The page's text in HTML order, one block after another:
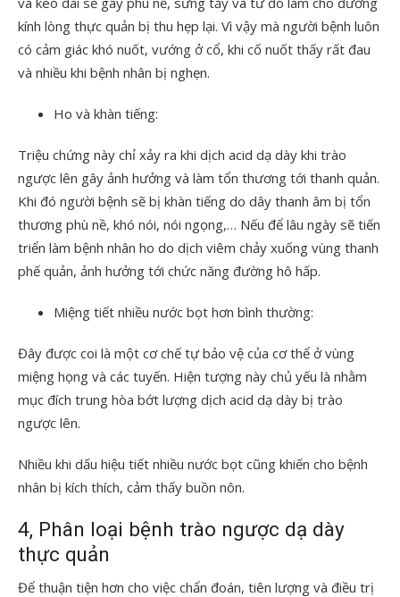
kính lòng thực quản bị thu hẹp lại. Vì vậy mà người bệnh luôn
có cảm giác khó nuốt, vướng ở cổ, khi cố nuốt thấy rất đau
và nhiều khi bệnh nhân bị nghẹn.
Ho và khàn tiếng:
Triệu chứng này chỉ xảy ra khi dịch acid dạ dày khi trào
ngược lên gây ảnh hưởng và làm tổn thương tới thanh quản.
Khi đó người bệnh sẽ bị khàn tiếng do dây thanh âm bị tổn
thương phù nề, khó nói, nói ngọng,… Nếu để lâu ngày sẽ tiến
triển làm bệnh nhân ho do dịch viêm chảy xuống vùng thanh
phế quản, ảnh hưởng tới chức năng đường hô hấp.
Miệng tiết nhiều nước bọt hơn bình thường:
Đây được coi là một cơ chế tự bảo vệ của cơ thể ở vùng
miệng họng và các tuyến. Hiện tượng này chủ yếu là nhằm
mục đích trung hòa bớt lượng dịch acid dạ dày bị trào
ngược lên.
Nhiều khi dấu hiệu tiết nhiều nước bọt cũng khiến cho bệnh
nhân bị kích thích, cảm thấy buồn nôn.
4, Phân loại bệnh trào ngược dạ dày
thực quản
Để thuận tiện hơn cho việc chẩn đoán, tiên lượng và điều trị